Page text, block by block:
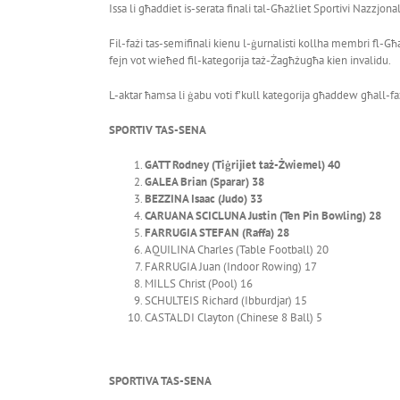
Issa li għaddiet is-serata finali tal-Għażliet Sportivi
Fil-fażi tas-semifinali kienu l-ġurnalisti kollha membri fl-
fejn vot wieħed fil-kategorija taż-Żagħżugħa kien invalidu.
L-aktar ħamsa li ġabu voti f’kull kategorija għaddew
SPORTIV TAS-SENA
GATT Rodney (Tiġrijiet taż-Żwiemel) 40
GALEA Brian (Sparar) 38
BEZZINA Isaac (Judo) 33
CARUANA SCICLUNA Justin (Ten Pin Bowling) 28
FARRUGIA STEFAN (Raffa) 28
AQUILINA Charles (Table Football) 20
FARRUGIA Juan (Indoor Rowing) 17
MILLS Christ (Pool) 16
SCHULTEIS Richard (Ibburdjar) 15
CASTALDI Clayton (Chinese 8 Ball) 5
SPORTIVA TAS-SENA